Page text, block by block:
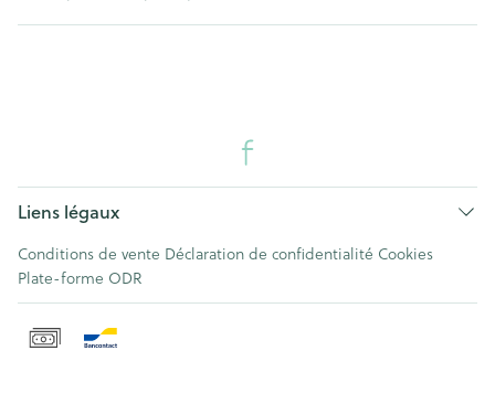
Liens légaux
Conditions de vente Déclaration de confidentialité Cookies
Plate-forme ODR